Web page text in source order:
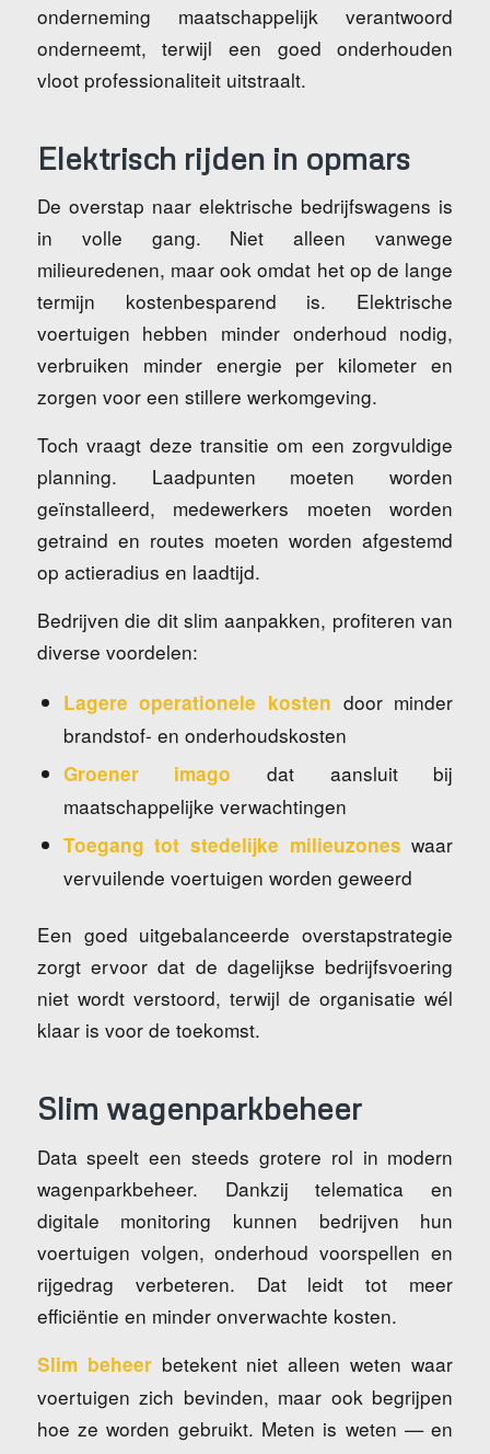
onderneming maatschappelijk verantwoord
onderneemt, terwijl een goed onderhouden
vloot professionaliteit uitstraalt.
Elektrisch rijden in opmars
De overstap naar elektrische bedrijfswagens is
in volle gang. Niet alleen vanwege
milieuredenen, maar ook omdat het op de lange
termijn kostenbesparend is. Elektrische
voertuigen hebben minder onderhoud nodig,
verbruiken minder energie per kilometer en
zorgen voor een stillere werkomgeving.
Toch vraagt deze transitie om een zorgvuldige
planning. Laadpunten moeten worden
geïnstalleerd, medewerkers moeten worden
getraind en routes moeten worden afgestemd
op actieradius en laadtijd.
Bedrijven die dit slim aanpakken, profiteren van
diverse voordelen:
Lagere operationele kosten door minder
brandstof- en onderhoudskosten
Groener imago dat aansluit bij
maatschappelijke verwachtingen
Toegang tot stedelijke milieuzones waar
vervuilende voertuigen worden geweerd
Een goed uitgebalanceerde overstapstrategie
zorgt ervoor dat de dagelijkse bedrijfsvoering
niet wordt verstoord, terwijl de organisatie wél
klaar is voor de toekomst.
Slim wagenparkbeheer
Data speelt een steeds grotere rol in modern
wagenparkbeheer. Dankzij telematica en
digitale monitoring kunnen bedrijven hun
voertuigen volgen, onderhoud voorspellen en
rijgedrag verbeteren. Dat leidt tot meer
efficiëntie en minder onverwachte kosten.
Slim beheerbetekent niet alleen weten waar
voertuigen zich bevinden, maar ook begrijpen
hoe ze worden gebruikt. Meten is weten — en